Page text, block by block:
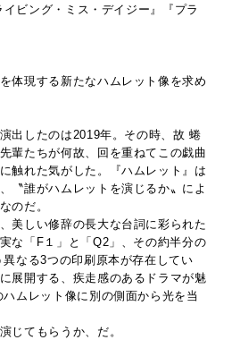
ビング・ミス・デイジー』『プラ
体現する新たなハムレット像を求め
出したのは2019年。その時、故 蜷
輩たちが何故、回を重ねてこの戯曲
触れた気がした。『ハムレット』は
〝誰がハムレットを演じるか〟によ
のだ。
美しい修辞の長大な台詞に彩られた
な「F１」と「Q2」、その約半分の
なる3つの印刷原本が存在してい
展開する、疾走感のあるドラマが魅
ムレット像に別の側面から光を当
じてもらうか、だ。